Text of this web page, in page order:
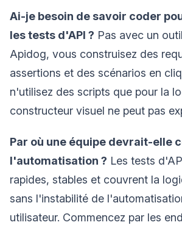
Ai-je besoin de savoir coder
les tests d'API ? Pas avec un
Apidog, vous construisez des
assertions et des scénarios en
n'utilisez des scripts que pour la
constructeur visuel ne peut pas
Par où une équipe devrait-elle
l'automatisation ? Les tests
rapides, stables et couvrent la
sans l'instabilité de
utilisateur. Commencez par les